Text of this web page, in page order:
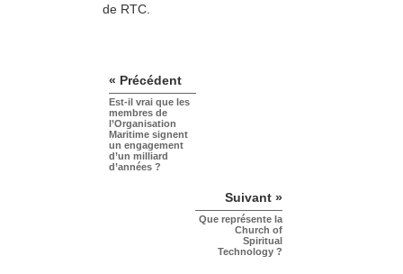
de RTC.
« Précédent
Est-il vrai que les
membres de
l’Organisation
Maritime signent
un engagement
d’un milliard
d’années ?
Suivant »
Que représente la
Church of
Spiritual
Technology ?